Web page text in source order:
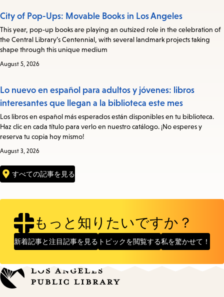
City of Pop-Ups: Movable Books in Los Angeles
This year, pop-up books are playing an outsized role in the celebration of
the Central Library’s Centennial, with several landmark projects taking
shape through this unique medium
August 5, 2026
Lo nuevo en español para adultos y jóvenes: libros
interesantes que llegan a la biblioteca este mes
Los libros en español más esperados están disponibles en tu biblioteca.
Haz clic en cada título para verlo en nuestro catálogo. ¡No esperes y
reserva tu copia hoy mismo!
August 3, 2026
すべての記事を見る
もっと知りたいですか？
新着記事と注目記事を見る トピックを閲覧する私を驚かせて！